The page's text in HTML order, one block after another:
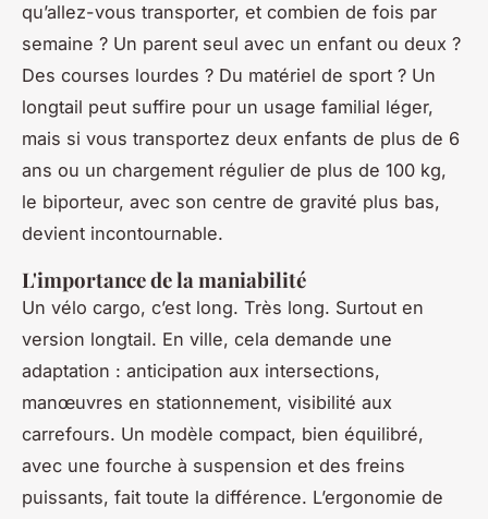
qu’allez-vous transporter, et combien de fois par
semaine ? Un parent seul avec un enfant ou deux ?
Des courses lourdes ? Du matériel de sport ? Un
longtail peut suffire pour un usage familial léger,
mais si vous transportez deux enfants de plus de 6
ans ou un chargement régulier de plus de 100 kg,
le biporteur, avec son centre de gravité plus bas,
devient incontournable.
L'importance de la maniabilité
Un vélo cargo, c’est long. Très long. Surtout en
version longtail. En ville, cela demande une
adaptation : anticipation aux intersections,
manœuvres en stationnement, visibilité aux
carrefours. Un modèle compact, bien équilibré,
avec une fourche à suspension et des freins
puissants, fait toute la différence. L’ergonomie de